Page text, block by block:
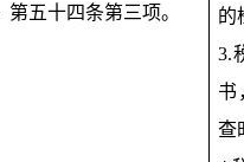
第五十四条第三项。
的
3.
书
查